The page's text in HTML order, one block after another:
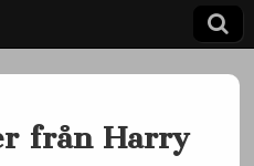
från Harry